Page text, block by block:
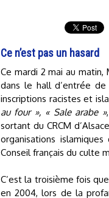
Ce n’est pas un hasard
Ce mardi 2 mai au matin,
dans le hall d’entrée
inscriptions racistes et
au four », « Sale arabe »
sortant du CRCM
organisations
Conseil français du culte
C’est la troisième fois
en 2004, lors de la